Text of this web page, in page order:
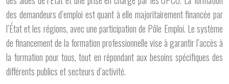
des demandeurs d’emploi est quant à elle majoritairement financée par
l’État et les régions, avec une participation de Pôle Emploi. Le système
de financement de la formation professionnelle vise à garantir l’accès à
la formation pour tous, tout en répondant aux besoins spécifiques des
différents publics et secteurs d’activité.